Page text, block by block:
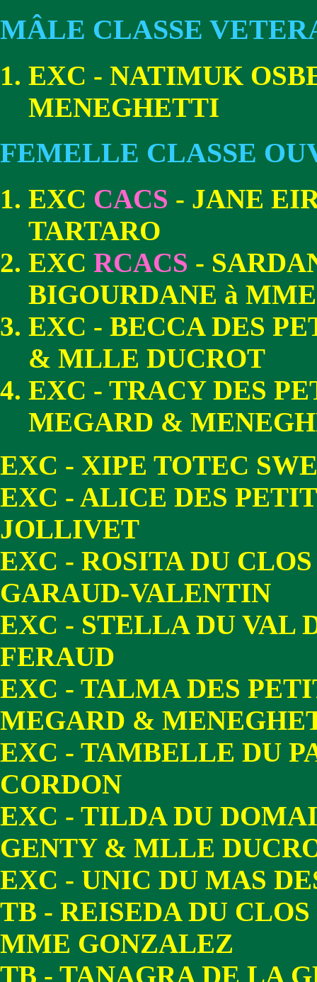
MÂLE CLASSE
EXC - NATIMUK
MENEGHETTI
FEMELLE CLASSE
EXC CACS - JANE
TARTARO
EXC RCACS -
BIGOURDANE à
EXC - BECCA DES
& MLLE DUCROT
EXC - TRACY DES
MEGARD &
EXC - XIPE TOTEC
EXC - ALICE DES
JOLLIVET
EXC - ROSITA DU
GARAUD-VALENTIN
EXC - STELLA DU VAL
FERAUD
EXC - TALMA DES
MEGARD &
EXC - TAMBELLE DU
CORDON
EXC - TILDA DU
GENTY & MLLE
EXC - UNIC DU MAS
TB - REISEDA DU
MME GONZALEZ
TB - TANAGRA DE LA